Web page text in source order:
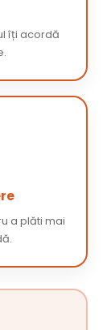
îți acordă
a plăti mai